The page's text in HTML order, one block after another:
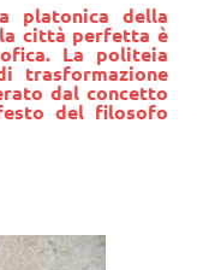
platonica della
città perfetta è
La politeia
trasformazione
dal concetto
del filosofo